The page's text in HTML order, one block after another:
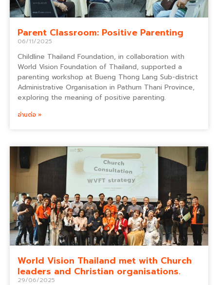
Parent Classroom: Positive Parenting
06/11/2025
Childline Thailand Foundation, in collaboration with
World Vision Foundation of Thailand, supported a
parenting workshop at Bueng Thong Lang Sub-district
Administrative Organisation in Pathum Thani Province,
exploring the meaning of positive parenting.
อ่านต่อ »
World Vision Thailand met with Church
leaders and Christian organisations.
29/06/2025